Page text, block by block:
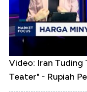
Video: Iran Tuding
Teater" - Rupiah